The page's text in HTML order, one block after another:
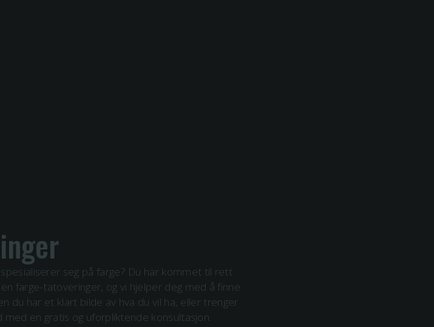
seg på farge? Du har kommet til rett
farge-tatoveringer, og vi hjelper deg med å finne
du har et klart bilde av hva du vil ha, eller trenger
en gratis og uforpliktende konsultasjon.